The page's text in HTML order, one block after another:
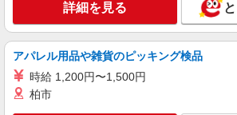
時給1,193円〜1,257円
による 社会福祉士・介護
他資格 時給1,193円 ※一律
間外勤務手当 〇土日祝勤
夜勤務手当 〇年末年始勤
8:00/夜間18:00〜20:00は時
エイジフリーハウス千
稲毛区稲毛町5丁目238-1
詳細を見る
アパレル用品や雑貨のピッキング検品
時給 1,200円〜1,500円
柏市